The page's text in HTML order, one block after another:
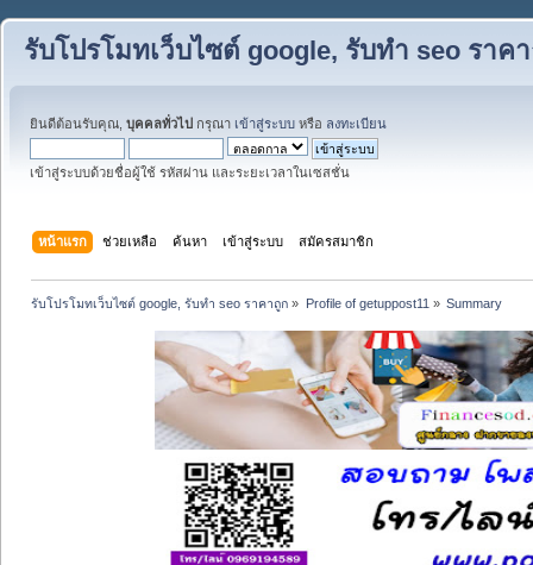
รับโปรโมทเว็บไซต์ google, รับทำ seo ราค
ยินดีต้อนรับคุณ, บุคคลทั่วไป กรุณา เข้าสู่ระบบ หรือ ลงทะเบียน
เข้าสู่ระบบด้วยชื่อผู้ใช้ รหัสผ่าน และระยะเวลาในเซสชั่น
หน้าแรก ช่วยเหลือ ค้นหา เข้าสู่ระบบ สมัครสมาชิก
รับโปรโมทเว็บไซต์ google, รับทำ seo ราคาถูก » Profile of getuppost11 » Summary